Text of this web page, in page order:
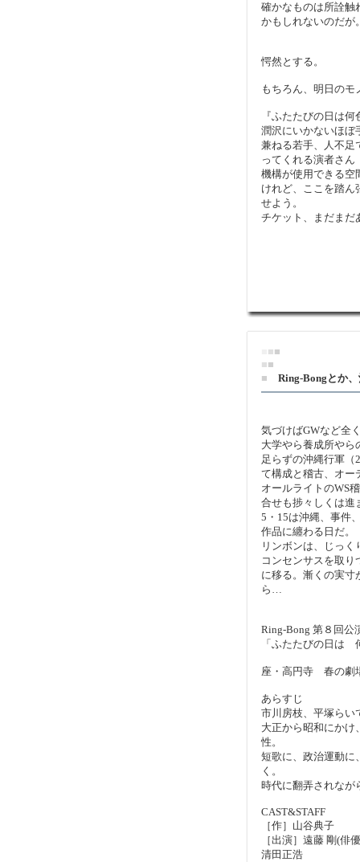
確かなものは所詮触
かもしれないのだが
愕然とする。
もちろん、明日の
『ふたたびの日は
潤沢にいかないほぼ
兼ねる若手、人不足
ってくれる演者さ
機構が使用できる空
けれど、ここを踏ん
せよう。
チケット、まだまだ
■■
■■
■
Ring-Bongとか
気づけばGWなど全
大学やら養成所やら
足らずの沖縄行軍（
て構成と稽古、オー
オールライトのWS
合せも捗々しくは進
5・15は沖縄、事件
作品に纏わる日だ。
リンボンは、じっ
コンセンサスを取
に移る。漸くの実寸
ら…
Ring-Bong 第８回公
「ふたたびの日は
座・高円寺 春の劇
あらすじ
市川房枝、平塚らい
大正から昭和にかけ
性。
短歌に、政治運動に
く。
時代に翻弄されなが
CAST&STAFF
［作］山谷典子
［出演］遠藤 剛(
清田正浩